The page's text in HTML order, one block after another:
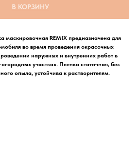
В КОРЗИНУ
маскировочная REMIX предназначена для
во время проведения окрасочных
наружных и внутренних работ в
участках. Пленка статичная, без
опыла, устойчива к растворителям.